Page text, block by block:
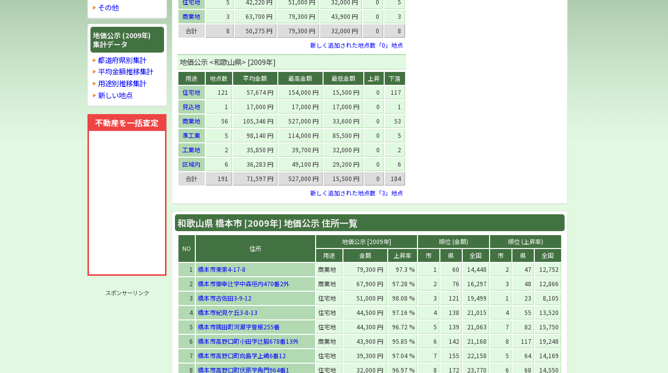
その他
地価公示 (2009年)
集計データ
都道府県別集計
平均金額推移集計
用途別推移集計
新しい地点
不動産を一括査定
スポンサーリンク
住宅地
5 42,220 円 51,000 円 32,000 円 0
5
商業地
3 63,700 円 79,300 円 43,900 円 0
3
合計
8 50,275 円 79,300 円 32,000 円 0
8
新しく追加された地点数「0」地点
地価公示 <和歌山県> [2009年]
用途 地点数 平均金額 最高金額 最低金額 上昇
下落
住宅地
121 57,674 円 154,000 円 15,500 円 0
117
見込地
1 17,000 円 17,000 円 17,000 円 0
1
商業地
56 105,346 円 527,000 円 33,600 円 0
53
準工業
5 98,140 円 114,000 円 85,500 円 0
5
工業地
2 35,850 円 39,700 円 32,000 円 0
2
区域内
6 36,283 円 49,100 円 29,200 円 0
6
合計
191 71,597 円 527,000 円 15,500 円 0
184
新しく追加された地点数「3」地点
和歌山県 橋本市 [2009年] 地価公示 住所一覧
NO 住所
地価公示 [2009年] 順位 (金額)
順位 (上昇率)
用途
金額 上昇率 市 県 全国 市 県
全国
1
橋本市東家4-17-8 商業地 79,300 円 97.3 % 1 60 14,448 2 47
12,752
2
橋本市御幸辻字中森垣内470番2外 商業地 67,900 円 97.28 % 2 76 16,297 3 48
12,866
3
橋本市古佐田3-9-12 住宅地 51,000 円 98.08 % 3 121 19,499 1 23
8,105
4
橋本市紀見ケ丘3-8-13 住宅地 44,500 円 97.16 % 4 138 21,015 4 55
13,520
5
橋本市隅田町河瀬字曽根255番 住宅地 44,300 円 96.72 % 5 139 21,063 7 82
15,750
6
橋本市高野口町小田字辻脇678番13外 商業地 43,900 円 95.85 % 6 142 21,168 8 117
19,248
7
橋本市高野口町向島字上嶋6番12 住宅地 39,300 円 97.04 % 7 155 22,158 5 64
14,169
8
橋本市高野口町伏原字角門964番1 住宅地 32,000 円 96.97 % 8 172 23,770 6 68 14,550